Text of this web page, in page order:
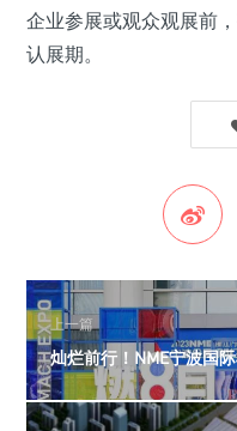
企业参展或观众观展前
认展期。
上一篇
灿烂前行！NME宁波国